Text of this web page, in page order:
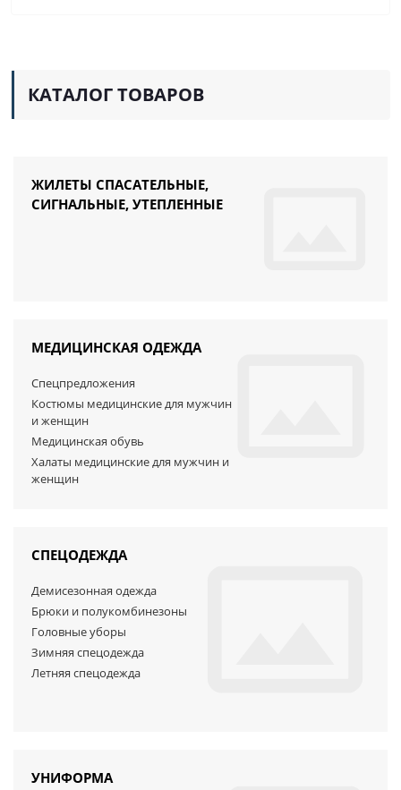
КАТАЛОГ ТОВАРОВ
ЖИЛЕТЫ СПАСАТЕЛЬНЫЕ,
СИГНАЛЬНЫЕ, УТЕПЛЕННЫЕ
МЕДИЦИНСКАЯ ОДЕЖДА
Спецпредложения
Костюмы медицинские для мужчин
и женщин
Медицинская обувь
Халаты медицинские для мужчин и
женщин
СПЕЦОДЕЖДА
Демисезонная одежда
Брюки и полукомбинезоны
Головные уборы
Зимняя спецодежда
Летняя спецодежда
УНИФОРМА